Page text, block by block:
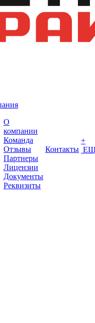
О
компании
Команда
Отзывы
Партнеры
Лицензии
Документы
Реквизиты
Контакты
+